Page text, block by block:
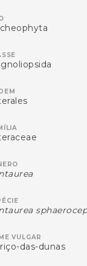
3
[Raro]
Nicole Viana
VULGAR
das-dunas